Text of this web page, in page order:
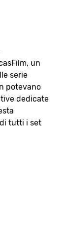
un
serie
potevano
dedicate
tutti i set